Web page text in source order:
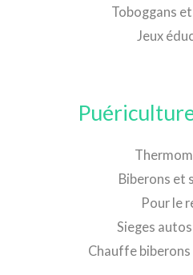
Toboggans
Jeux
Biberons et
Pour le
Sieges
Chauffe